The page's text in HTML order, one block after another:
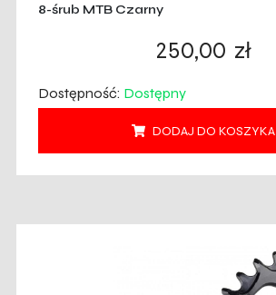
8-śrub MTB Czarny
250,00 zł
Dostępność: Dostępny
DODAJ DO KOSZYKA